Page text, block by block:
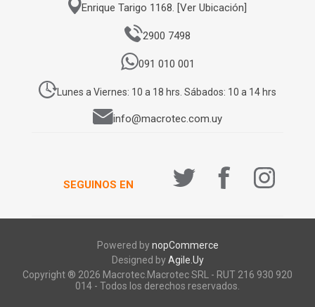
Enrique Tarigo 1168. [Ver Ubicación]
2900 7498
091 010 001
Lunes a Viernes: 10 a 18 hrs. Sábados: 10 a 14 hrs
info@macrotec.com.uy
SEGUINOS EN
Powered bynopCommerce
Designed byAgile.Uy
Copyright ® 2026 Macrotec.Macrotec SRL - RUT 216 930 920
014 - Todos los derechos reservados.